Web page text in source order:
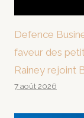
Defence
faveur des
Rainey rejoint
7 août 2026